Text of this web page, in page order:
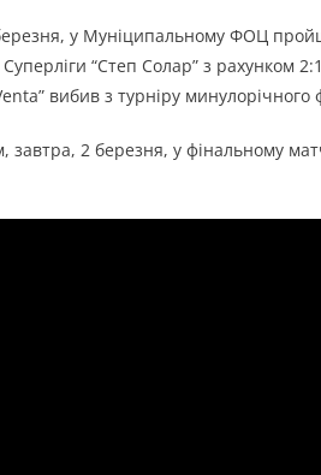
у Муніципальному ФОЦ
“Степ Солар” з рахунком
вибив з турніру минулорічного
2 березня, у фінальному